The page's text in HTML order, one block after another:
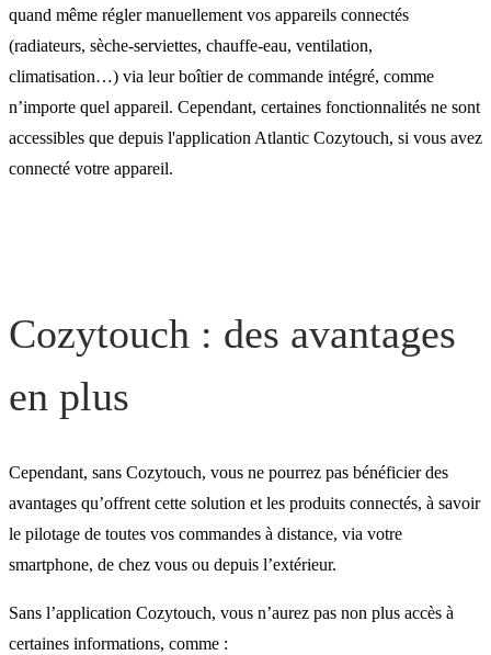
Les fonctionnalités dans
Cozytouch
Les équipements
quand même régler manuellement vos appareils connectés
(radiateurs, sèche-serviettes, chauffe-eau, ventilation,
climatisation…) via leur boîtier de commande intégré, comme
n’importe quel appareil. Cependant, certaines fonctionnalités ne sont
accessibles que depuis l'application Atlantic Cozytouch, si vous avez
connecté votre appareil.
Cozytouch : des avantages
en plus
Cependant, sans Cozytouch, vous ne pourrez pas bénéficier des
avantages qu’offrent cette solution et les produits connectés, à savoir
le pilotage de toutes vos commandes à distance, via votre
smartphone, de chez vous ou depuis l’extérieur.
Sans l’application Cozytouch, vous n’aurez pas non plus accès à
certaines informations, comme :